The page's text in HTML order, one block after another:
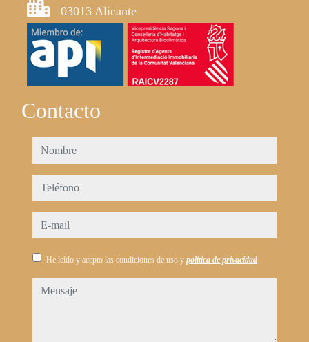
03013 Alicante
Contacto
nombre
teléfono
e-mail
He leído y acepto las condiciones de uso y política de privacidad
mensaje